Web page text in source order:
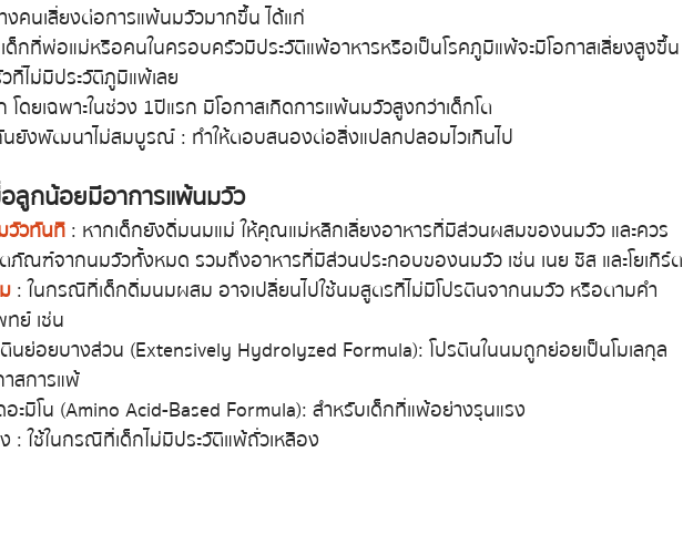
งคนเสี่ยงต่อการแพ้นมวัวมากขึ้น ได้แก่
กที่พ่อแม่หรือคนในครอบครัวมีประวัติแพ้อาหารหรือเป็นโรคภูมิแพ้จะมีโอกาสเสี่ยงสูงขึ้น
ที่ไม่มีประวัติภูมิแพ้เลย
โดยเฉพาะในช่วง 1 ปีแรก มีโอกาสเกิดการแพ้นมวัวสูงกว่าเด็กโต
ยังพัฒนาไม่สมบูรณ์ : ทำให้ตอบสนองต่อสิ่งแปลกปลอมไวเกินไป
ลูกน้อยมีอาการแพ้นมวัว
วัวทันที : หากเด็กยังดื่มนมแม่ ให้คุณแม่หลีกเลี่ยงอาหารที่มีส่วนผสมของนมวัว และควร
ภัณฑ์จากนมวัวทั้งหมด รวมถึงอาหารที่มีส่วนประกอบของนมวัว เช่น เนย ชีส และโยเกิร์ต
: ในกรณีที่เด็กดื่มนมผสม อาจเปลี่ยนไปใช้นมสูตรที่ไม่มีโปรตีนจากนมวัว หรือตามคำ
ย์ เช่น
นย่อยบางส่วน (Extensively Hydrolyzed Formula): โปรตีนในนมถูกย่อยเป็นโมเลกุล
าสการแพ้
ะมิโน (Amino Acid-Based Formula): สำหรับเด็กที่แพ้อย่างรุนแรง
: ใช้ในกรณีที่เด็กไม่มีประวัติแพ้ถั่วเหลือง